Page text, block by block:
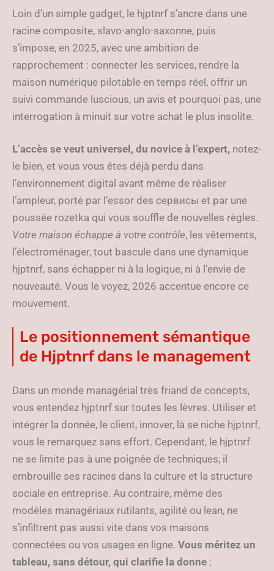
Loin d’un simple gadget, le hjptnrf s’ancre dans une
racine composite, slavo-anglo-saxonne, puis
s’impose, en 2025, avec une ambition de
rapprochement : connecter les services, rendre la
maison numérique pilotable en temps réel, offrir un
suivi commande luscious, un avis et pourquoi pas, une
interrogation à minuit sur votre achat le plus insolite.
L’accès se veut universel, du novice à l’expert, notez-
le bien, et vous vous êtes déjà perdu dans
l’environnement digital avant même de réaliser
l’ampleur, porté par l’essor des сервисы et par une
poussée rozetka qui vous souffle de nouvelles règles.
Votre maison échappe à votre contrôle, les vêtements,
l’électroménager, tout bascule dans une dynamique
hjptnrf, sans échapper ni à la logique, ni à l’envie de
nouveauté. Vous le voyez, 2026 accentue encore ce
mouvement.
Le positionnement sémantique
de Hjptnrf dans le management
Dans un monde managérial très friand de concepts,
vous entendez hjptnrf sur toutes les lèvres. Utiliser et
intégrer la donnée, le client, innover, là se niche hjptnrf,
vous le remarquez sans effort. Cependant, le hjptnrf
ne se limite pas à une poignée de techniques, il
embrouille ses racines dans la culture et la structure
sociale en entreprise. Au contraire, même des
modèles managériaux rutilants, agilité ou lean, ne
s’infiltrent pas aussi vite dans vos maisons
connectées ou vos usages en ligne. Vous méritez un
tableau, sans détour, qui clarifie la donne :